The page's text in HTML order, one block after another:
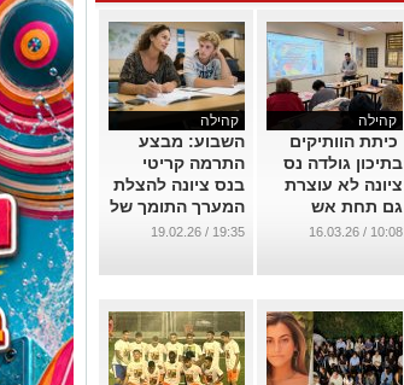
קהילה
כיתת הוותיקים
בתיכון גולדה נס
ציונה לא עוצרת
גם תחת אש
...
10:08 / 16.03.26
קהילה
השבוע: מבצע
התרמה קריטי
בנס ציונה להצלת
המערך התומך של
אגודת ניצן וארגוני
...
19:35 / 19.02.26